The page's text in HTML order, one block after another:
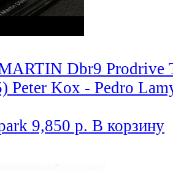
Dbr9 Prodrive
Peter Kox - Pedro
9,850 р. В корзину